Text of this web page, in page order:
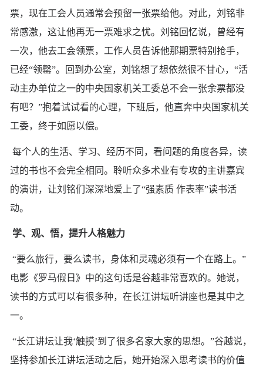
票，现在工会人员通常会预留一张票给他。对此，刘铭非
常感激，这让他再无一票难求之忧。刘铭回忆说，曾经有
一次，他去工会领票，工作人员告诉他那期票特别抢手，
已经“领罄”。回到办公室，刘铭想了想依然很不甘心，“活
动主办单位之一的中央国家机关工委总不会一张余票都没
有吧？”抱着试试看的心理，下班后，他直奔中央国家机关
工委，终于如愿以偿。
每个人的生活、学习、经历不同，看问题的角度各异，读
过的书也不会完全相同。聆听众多术业有专攻的主讲嘉宾
的演讲，让刘铭们深深地爱上了“强素质 作表率”读书活
动。
学、观、悟，提升人格魅力
“要么旅行，要么读书，身体和灵魂必须有一个在路上。”
电影《罗马假日》中的这句话是谷越非常喜欢的。她说，
读书的方式可以有很多种，在长江讲坛听讲座也是其中之
一。
“长江讲坛让我‘触摸’到了很多名家大家的思想。”谷越说，
坚持参加长江讲坛活动之后，她开始深入思考读书的价值